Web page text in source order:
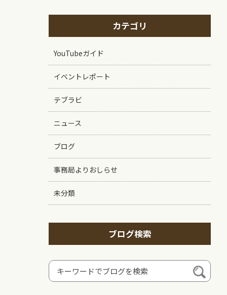
カテゴリ
YouTubeガイド
イベントレポート
テブラビ
ニュース
ブログ
事務局よりおしらせ
未分類
ブログ検索